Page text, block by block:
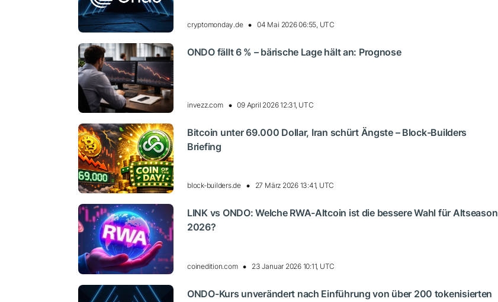
cryptomonday.de 04 Mai 2026 06:55, UTC
ONDO fällt 6 % – bärische Lage hält an: Prognose
invezz.com 09 April 2026 12:31, UTC
Bitcoin unter 69.000 Dollar, Iran schürt Ängste – Block-Builders
Briefing
block-builders.de 27 März 2026 13:41, UTC
LINK vs ONDO: Welche RWA-Altcoin ist die bessere Wahl für Altseason
2026?
coinedition.com 23 Januar 2026 10:11, UTC
ONDO-Kurs unverändert nach Einführung von über 200 tokenisierten